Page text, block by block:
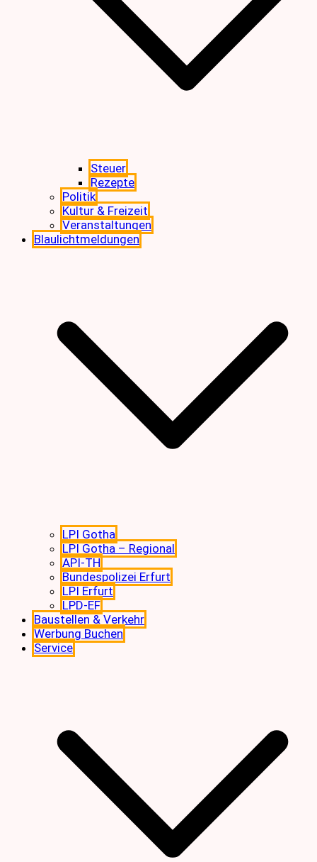
Steuer
Rezepte
Politik
Kultur & Freizeit
Veranstaltungen
Blaulichtmeldungen
LPI Gotha
LPI Gotha – Regional
API-TH
Bundespolizei Erfurt
LPI Erfurt
LPD-EF
Baustellen & Verkehr
Werbung Buchen
Service